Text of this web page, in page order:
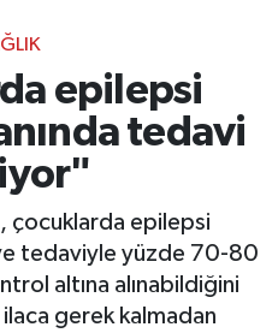
epilepsi
tedavi
çocuklarda epilepsi
ve tedaviyle yüzde 70-80
altına alınabildiğini
gerek kalmadan
Policy